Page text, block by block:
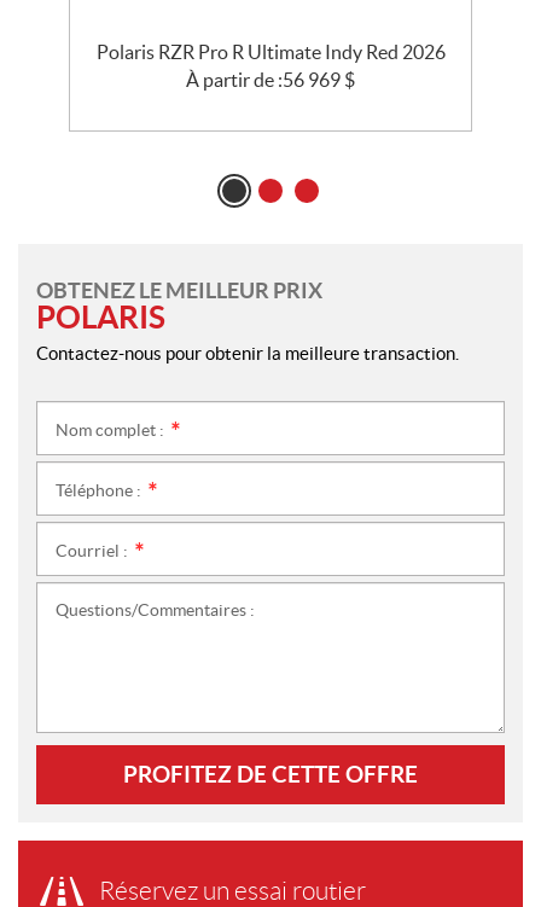
Polaris RZR Pro R Ultimate Indy Red 2026
À partir de :56 969 $
OBTENEZ LE MEILLEUR PRIX
POLARIS
Contactez-nous pour obtenir la meilleure transaction.
Nom complet :
Téléphone :
Courriel :
Questions/Commentaires :
PROFITEZ DE CETTE OFFRE
Réservez un essai routier